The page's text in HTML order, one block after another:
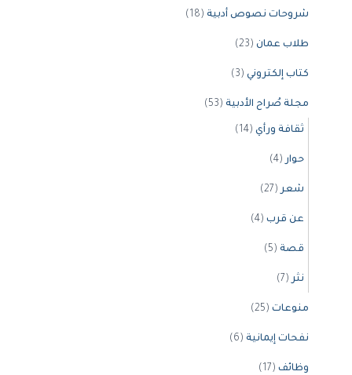
شروحات نصوص أدبية (18)
طلاب عمان (23)
كتاب إلكتروني (3)
مجلة صُراح الأدبية (53)
ثقافة ورأي (14)
حوار(4)
شعر(27)
عن قرب (4)
قصة (5)
نثر(7)
منوعات (25)
نفحات إيمانية (6)
وظائف (17)